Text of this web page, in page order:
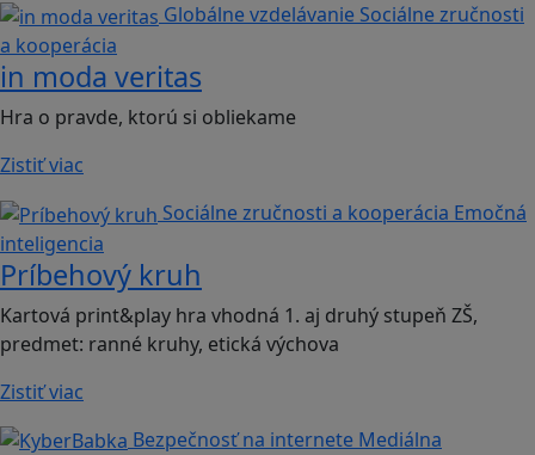
Globálne vzdelávanie Sociálne zručnosti
a kooperácia
in moda veritas
Hra o pravde, ktorú si obliekame
Zistiť viac
Sociálne zručnosti a kooperácia Emočná
inteligencia
Príbehový kruh
Kartová print&play hra vhodná 1. aj druhý stupeň ZŠ,
predmet: ranné kruhy, etická výchova
Zistiť viac
Bezpečnosť na internete Mediálna